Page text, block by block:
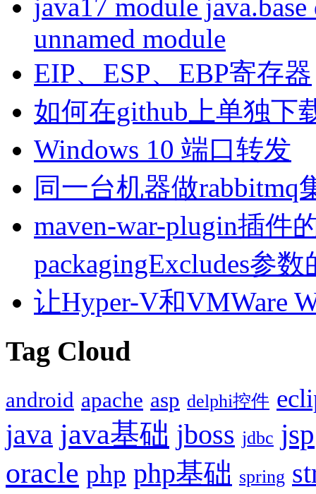
java17 module
unnamed module
EIP、ESP、EBP寄存器
如何在github上单独下
Windows 10 端口转发
同一台机器做rabbitmq
maven-war-plugin插件
packagingExcludes参
让Hyper-V和VMWare
Tag Cloud
android apache asp delphi控件
java java基础 jboss jdbc jsp
oracle php php基础 spring